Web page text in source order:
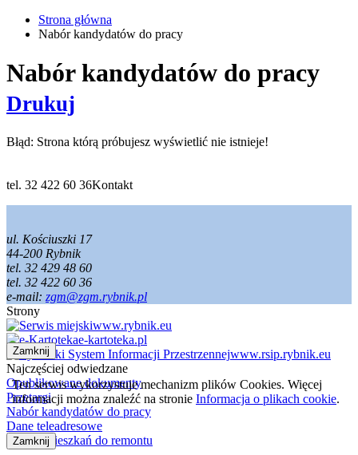
Strona główna
Nabór kandydatów do pracy
Nabór kandydatów do pracy
Drukuj
Błąd: Strona którą próbujesz wyświetlić nie istnieje!
tel. 32 422 60 36Kontakt
ul. Kościuszki 17
44-200 Rybnik
tel. 32 429 48 60
tel. 32 422 60 36
e-mail: zgm@zgm.rybnik.pl
Strony
www.rybnik.eu
e-kartoteka.pl
www.rsip.rybnik.eu
Najczęściej odwiedzane
Opublikowane dokumenty
Przetargi
Nabór kandydatów do pracy
Dane teleadresowe
Wykaz mieszkań do remontu
Zamknij
Ten serwis wykorzystuje mechanizm plików Cookies. Więcej
informacji można znaleźć na stronie Informacja o plikach cookie.
Zamknij